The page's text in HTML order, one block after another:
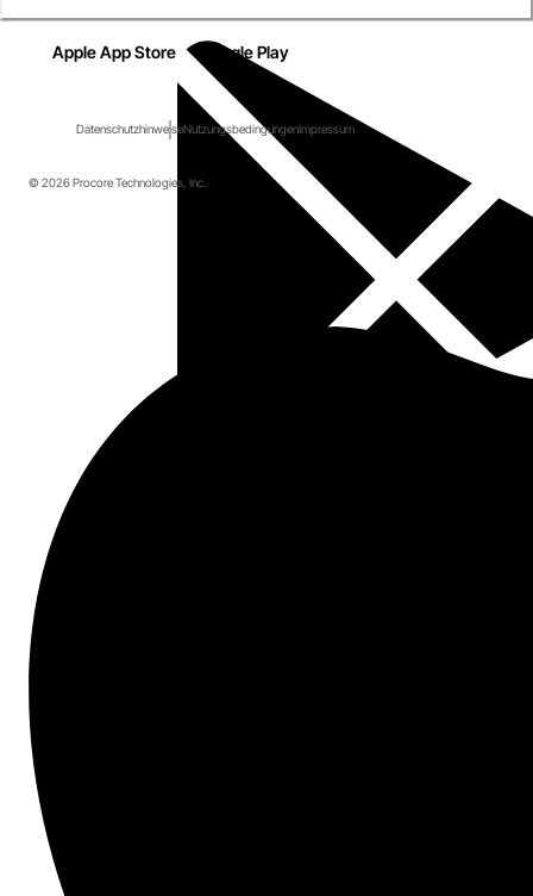
Apple App Store Google Play
DatenschutzhinweiseNutzungsbedingungenImpressum
© 2026 Procore Technologies, Inc.